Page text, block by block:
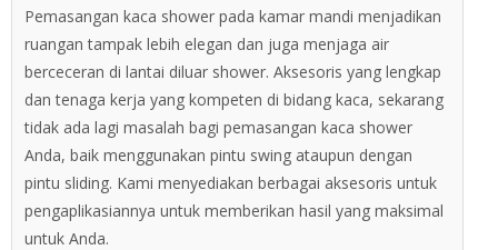
Pemasangan kaca shower pada kamar mandi menjadikan
ruangan tampak lebih elegan dan juga menjaga air
berceceran di lantai diluar shower. Aksesoris yang lengkap
dan tenaga kerja yang kompeten di bidang kaca, sekarang
tidak ada lagi masalah bagi pemasangan kaca shower
Anda, baik menggunakan pintu swing ataupun dengan
pintu sliding. Kami menyediakan berbagai aksesoris untuk
pengaplikasiannya untuk memberikan hasil yang maksimal
untuk Anda.